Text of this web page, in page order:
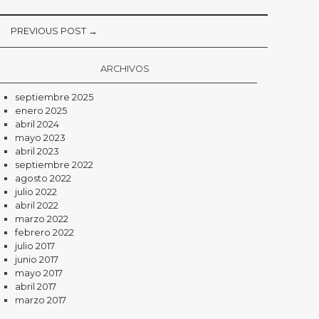
PREVIOUS POST →
ARCHIVOS
septiembre 2025
enero 2025
abril 2024
mayo 2023
abril 2023
septiembre 2022
agosto 2022
julio 2022
abril 2022
marzo 2022
febrero 2022
julio 2017
junio 2017
mayo 2017
abril 2017
marzo 2017